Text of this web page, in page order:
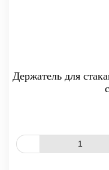
-
Держатель для